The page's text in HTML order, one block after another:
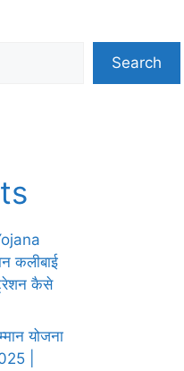
Search
कलीबाई
कैसे
योजना
|